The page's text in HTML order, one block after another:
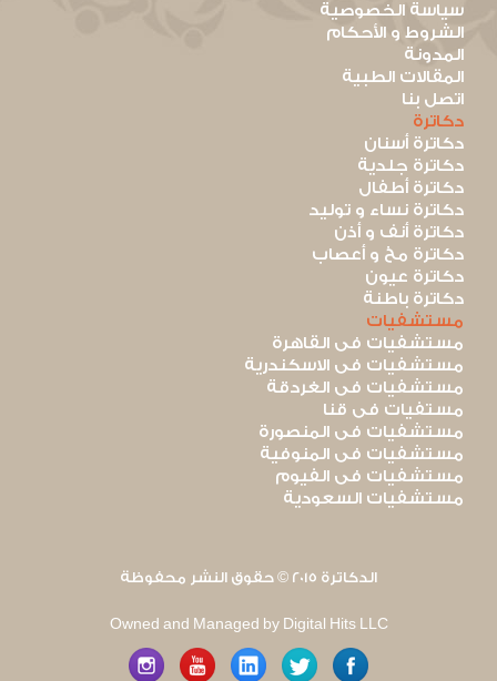
سياسة الخصوصية
الشروط و الأحكام
المدونة
المقالات الطبية
اتصل بنا
دكاترة
دكاترة أسنان
دكاترة جلدية
دكاترة أطفال
دكاترة نساء و توليد
دكاترة أنف و أذن
دكاترة مخ و أعصاب
دكاترة عيون
دكاترة باطنة
مستشفيات
مستشفيات فى القاهرة
مستشفيات فى الاسكندرية
مستشفيات فى الغردقة
مستفيات فى قنا
مستشفيات فى المنصورة
مستشفيات فى المنوفية
مستشفيات فى الفيوم
مستشفيات السعودية
الدكاترة 2015 © حقوق النشر محفوظة
Owned and Managed by Digital Hits LLC